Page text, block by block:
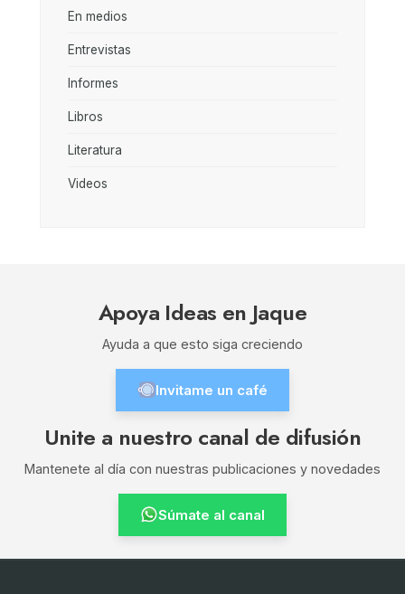
En medios
Entrevistas
Informes
Libros
Literatura
Videos
Apoya Ideas en Jaque
Ayuda a que esto siga creciendo
Invitame un café
Unite a nuestro canal de difusión
Mantenete al día con nuestras publicaciones y novedades
Súmate al canal